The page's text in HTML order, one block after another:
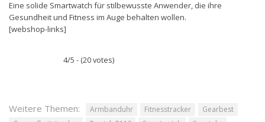
Eine solide Smartwatch für stilbewusste Anwender, die ihre
Gesundheit und Fitness im Auge behalten wollen.
[webshop-links]
4/5 - (20 votes)
Weitere Themen: Armbanduhr Fitnesstracker
Gearbest